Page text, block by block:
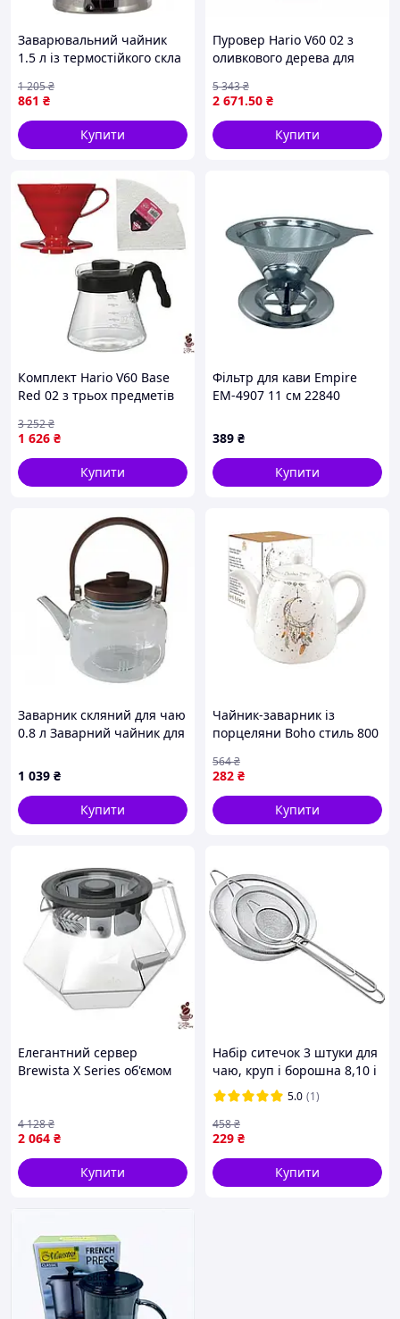
Заварювальний чайник
1.5 л із термостійкого скла
FK-10510
861 ₴
1 205₴
Купити
Пуровер Hario V60 02 з
оливкового дерева для
умовах
2 671.50 ₴
5 343₴
Купити
Комплект Hario V60 Base
Red 02 з трьох предметів
заварювання кави
1 626 ₴
3 252₴
Купити
Фільтр для кави Empire
EM-4907 11 см 22840
389 ₴
Купити
Заварник скляний для чаю
0.8 л Заварний чайник для
ручкою прозорий HP-34-38
_mx
1 039 ₴
Купити
Чайник-заварник із
порцеляни Boho стиль 800
настоїв
282 ₴
564₴
Купити
Елегантний сервер
Brewista X Series об'ємом
2 064 ₴
4 128₴
Купити
Набір ситечок 3 штуки для
чаю, круп і борошна 8,10 і
12 см з нержавіючої сталі
Сріблястий HP-19-12 29
5.0 (1)
229 ₴
458₴
Купити